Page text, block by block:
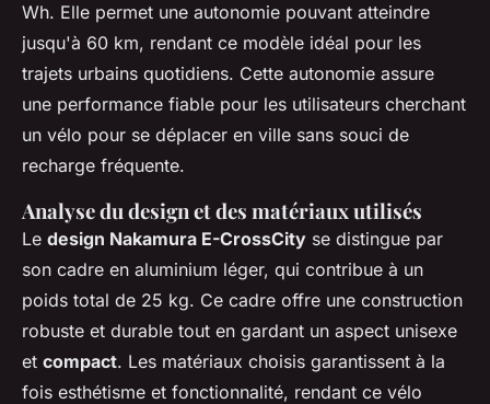
Wh. Elle permet une autonomie pouvant atteindre
jusqu'à 60 km, rendant ce modèle idéal pour les
trajets urbains quotidiens. Cette autonomie assure
une performance fiable pour les utilisateurs cherchant
un vélo pour se déplacer en ville sans souci de
recharge fréquente.
Analyse du design et des matériaux utilisés
Le design Nakamura E-CrossCity se distingue par
son cadre en aluminium léger, qui contribue à un
poids total de 25 kg. Ce cadre offre une construction
robuste et durable tout en gardant un aspect unisexe
et compact. Les matériaux choisis garantissent à la
fois esthétisme et fonctionnalité, rendant ce vélo